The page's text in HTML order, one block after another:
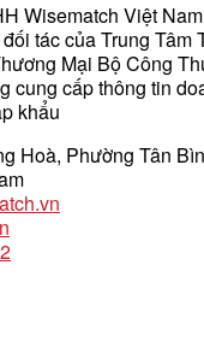
Wisematch Việt
tác của Trung Tâm
Mại Bộ Công
cung cấp thông tin
khẩu
Hoà, Phường Tân